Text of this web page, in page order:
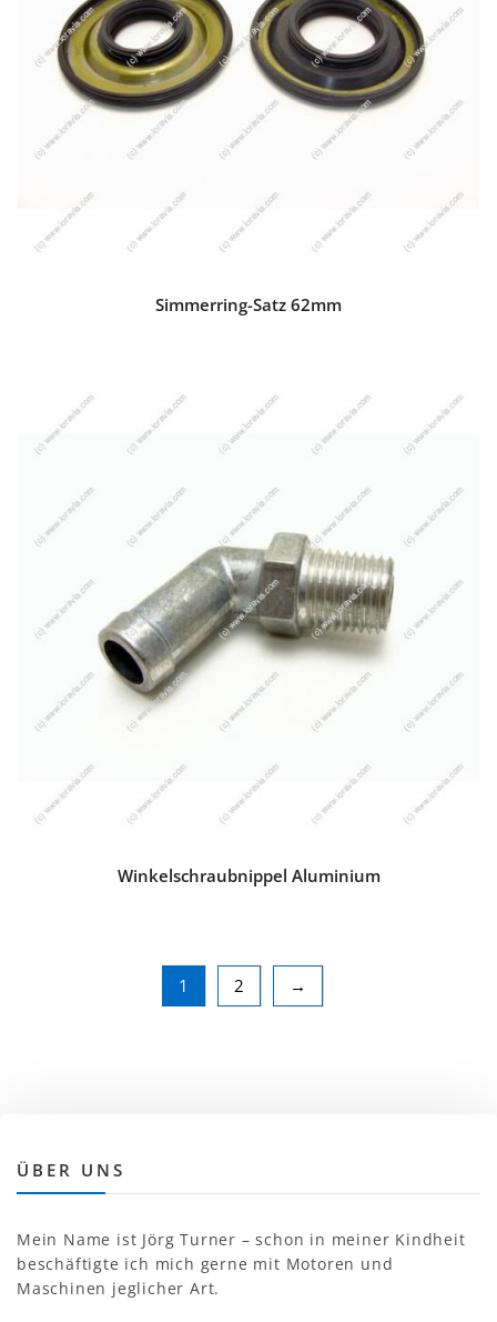
Simmerring-Satz 62mm
Winkelschraubnippel Aluminium
1 2 →
ÜBER UNS
Mein Name ist Jörg Turner – schon in meiner Kindheit
beschäftigte ich mich gerne mit Motoren und
Maschinen jeglicher Art.